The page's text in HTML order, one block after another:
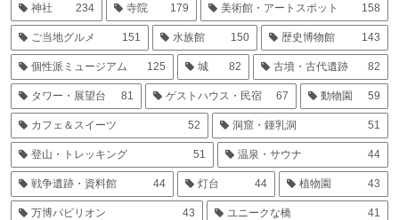
神社 234 寺院 179 美術館・アートスポット 158
ご当地グルメ 151 水族館 150 歴史博物館 143
個性派ミュージアム 125 城 82 古墳・古代遺跡 82
タワー・展望台 81 ゲストハウス・民宿 67 動物園 59
カフェ＆スイーツ 52 洞窟・鍾乳洞 51
登山・トレッキング 51 温泉・サウナ 44
戦争遺跡・資料館 44 灯台 44 植物園 43
万博パビリオン 43 ユニークな橋 41